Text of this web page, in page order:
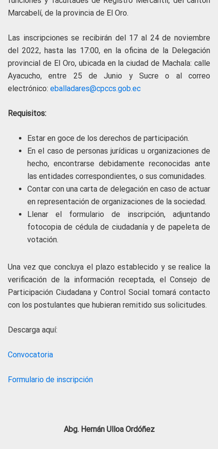
Marcabelí, de la provincia de El Oro.
Las inscripciones se recibirán del 17 al 24 de noviembre
del 2022, hasta las 17:00, en la oficina de la Delegación
provincial de El Oro, ubicada en la ciudad de Machala: calle
Ayacucho, entre 25 de Junio y Sucre o al correo
electrónico: eballadares@cpccs.gob.ec
Requisitos:
Estar en goce de los derechos de participación.
En el caso de personas jurídicas u organizaciones de
hecho, encontrarse debidamente reconocidas ante
las entidades correspondientes, o sus comunidades.
Contar con una carta de delegación en caso de actuar
en representación de organizaciones de la sociedad.
Llenar el formulario de inscripción, adjuntando
fotocopia de cédula de ciudadanía y de papeleta de
votación.
Una vez que concluya el plazo establecido y se realice la
verificación de la información receptada, el Consejo de
Participación Ciudadana y Control Social tomará contacto
con los postulantes que hubieran remitido sus solicitudes.
Descarga aquí:
Convocatoria
Formulario de inscripción
Abg. Hernán Ulloa Ordóñez